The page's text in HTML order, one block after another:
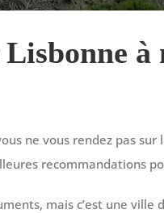
à
ne vous rendez pas
recommandations
mais c’est une